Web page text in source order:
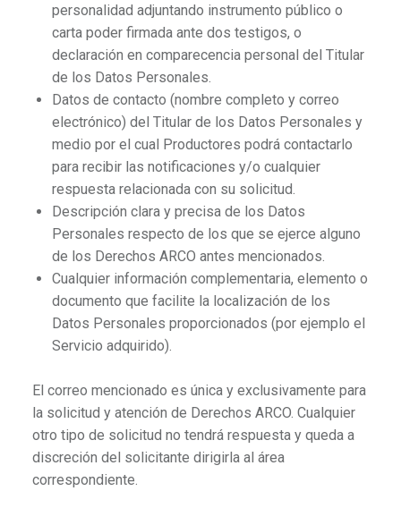
personalidad adjuntando instrumento público o
carta poder firmada ante dos testigos, o
declaración en comparecencia personal del Titular
de los Datos Personales.
Datos de contacto (nombre completo y correo
electrónico) del Titular de los Datos Personales y
medio por el cual Productores podrá contactarlo
para recibir las notificaciones y/o cualquier
respuesta relacionada con su solicitud.
Descripción clara y precisa de los Datos
Personales respecto de los que se ejerce alguno
de los Derechos ARCO antes mencionados.
Cualquier información complementaria, elemento o
documento que facilite la localización de los
Datos Personales proporcionados (por ejemplo el
Servicio adquirido).
El correo mencionado es única y exclusivamente para
la solicitud y atención de Derechos ARCO. Cualquier
otro tipo de solicitud no tendrá respuesta y queda a
discreción del solicitante dirigirla al área
correspondiente.